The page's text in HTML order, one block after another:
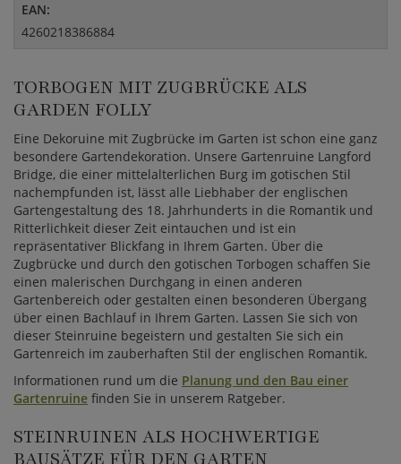
EAN:
4260218386884
TORBOGEN MIT ZUGBRÜCKE ALS
GARDEN FOLLY
Eine Dekoruine mit Zugbrücke im Garten ist schon eine ganz
besondere Gartendekoration. Unsere Gartenruine Langford
Bridge, die einer mittelalterlichen Burg im gotischen Stil
nachempfunden ist, lässt alle Liebhaber der englischen
Gartengestaltung des 18. Jahrhunderts in die Romantik und
Ritterlichkeit dieser Zeit eintauchen und ist ein
repräsentativer Blickfang in Ihrem Garten. Über die
Zugbrücke und durch den gotischen Torbogen schaffen Sie
einen malerischen Durchgang in einen anderen
Gartenbereich oder gestalten einen besonderen Übergang
über einen Bachlauf in Ihrem Garten. Lassen Sie sich von
dieser Steinruine begeistern und gestalten Sie sich ein
Gartenreich im zauberhaften Stil der englischen Romantik.
Informationen rund um die Planung und den Bau einer
Gartenruine finden Sie in unserem Ratgeber.
STEINRUINEN ALS HOCHWERTIGE
BAUSÄTZE FÜR DEN GARTEN